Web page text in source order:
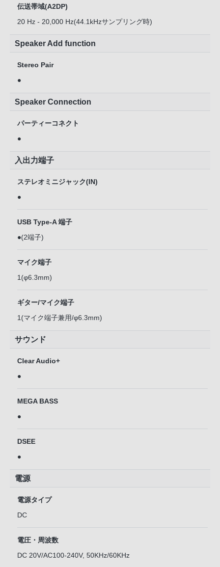
伝送帯域(A2DP)
20 Hz - 20,000 Hz(44.1kHzサンプリング時)
Speaker Add function
Stereo Pair
●
Speaker Connection
パーティーコネクト
●
入出力端子
ステレオミニジャック(IN)
●
USB Type-A 端子
●(2端子)
マイク端子
1(φ6.3mm)
ギター/マイク端子
1(マイク端子兼用/φ6.3mm)
サウンド
Clear Audio+
●
MEGA BASS
●
DSEE
●
電源
電源タイプ
DC
電圧・周波数
DC 20V/AC100-240V, 50KHz/60KHz